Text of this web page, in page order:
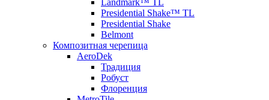
Landmark™ TL
Presidential Shake™ TL
Presidential Shake
Belmont
Композитная черепица
AeroDek
Традиция
Робуст
Флоренция